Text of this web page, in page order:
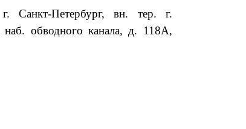
Санкт-Петербург, вн. тер. г.
обводного канала, д. 118А,